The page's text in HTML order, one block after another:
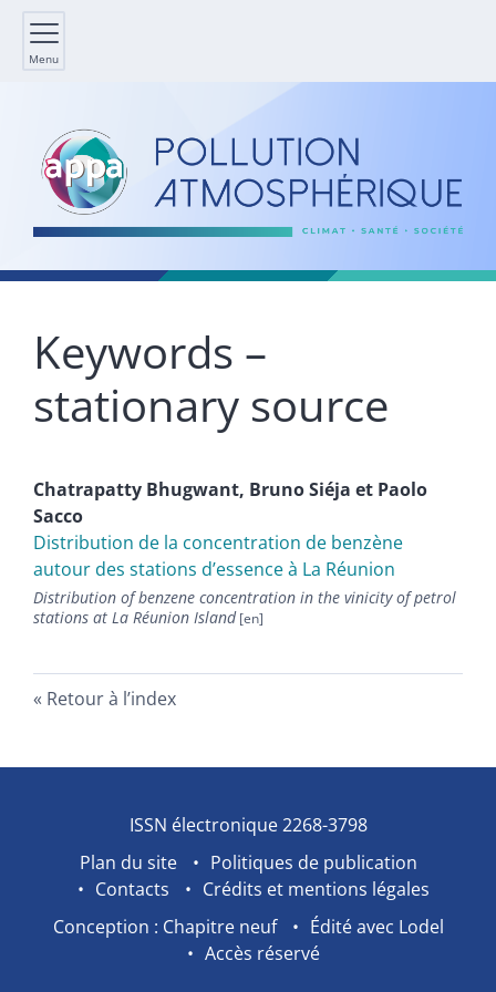
Menu
Keywords –
stationary source
Chatrapatty Bhugwant, BrunoSiéja et Paolo
Sacco
Distribution de la concentration de benzène
autour des stations d’essence à La Réunion
Distribution of benzene concentration in the vinicity of petrol
stations at La Réunion Island
Retour à l’index
ISSN électronique 2268-3798
Plan du site
Politiques de publication
Contacts
Crédits et mentions légales
Conception : Chapitre neuf
Édité avec Lodel
Accès réservé